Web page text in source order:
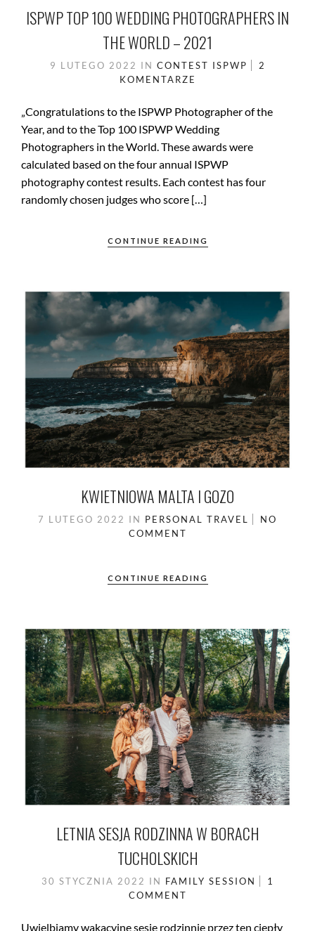
ISPWP TOP 100 WEDDING PHOTOGRAPHERS IN
THE WORLD – 2021
9 LUTEGO 2022 IN CONTEST ISPWP
2
KOMENTARZE
„Congratulations to the ISPWP Photographer of the
Year, and to the Top 100 ISPWP Wedding
Photographers in the World. These awards were
calculated based on the four annual ISPWP
photography contest results. Each contest has four
randomly chosen judges who score […]
CONTINUE READING
KWIETNIOWA MALTA I GOZO
7 LUTEGO 2022 IN PERSONAL TRAVEL
NO
COMMENT
CONTINUE READING
LETNIA SESJA RODZINNA W BORACH
TUCHOLSKICH
30 STYCZNIA 2022 IN FAMILY SESSION
1
COMMENT
Uwielbiamy wakacyjne sesje rodzinnie przez ten ciepły